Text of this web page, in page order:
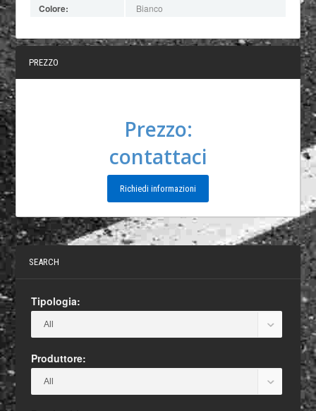
Colore: Bianco
PREZZO
Prezzo:
contattaci
Richiedi informazioni
SEARCH
Tipologia:
Produttore: